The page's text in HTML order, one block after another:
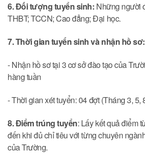
6. Đối tượng tuyển sinh: Những người
THBT; TCCN; Cao đẳng; Đại học.
7. Thời gian tuyển sinh và nhận hồ sơ:
- Nhận hồ sơ tại 3 cơ sở đào tạo của
hàng tuần
- Thời gian xét tuyển: 04 đợt (Tháng 3, 5,
8. Điểm trúng tuyển: Lấy kết quả điểm
đến khi đủ chỉ tiêu với từng chuyên
của Trường.